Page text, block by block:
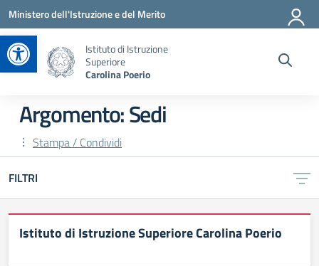
Apri la barra degli strumenti
Vai ai contenuti
Vai al menu di navigazione
Vai al footer
Ministero dell'Istruzione e del Merito
Istituto di Istruzione
Superiore
Carolina Poerio
Argomento: Sedi
Stampa / Condividi
FILTRI
Istituto di Istruzione Superiore Carolina Poerio